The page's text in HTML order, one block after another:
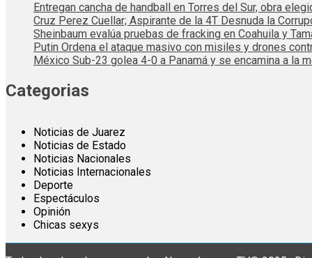
Entregan cancha de handball en Torres del Sur, obra
Cruz Perez Cuellar; Aspirante de la 4T Desnuda la
Sheinbaum evalúa pruebas de fracking en Coahuila y
Putin Ordena el ataque masivo con misiles y drones
México Sub-23 golea 4-0 a Panamá y se encamina a la
Categorias
Noticias de Juarez
Noticias de Estado
Noticias Nacionales
Noticias Internacionales
Deporte
Espectáculos
Opinión
Chicas sexys